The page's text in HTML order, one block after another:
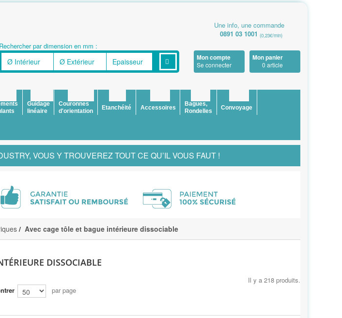
Rechercher par dimension en mm :
Une info, une commande
0891 03 1001 (0,23€/min)
Mon panier
0 article
Mon compte
Se connecter
Guidage
linéaire
Couronnes
d'orientation
Etanchéité Accessoires
Bagues,
Rondelles
Convoyage
VOUS Y TROUVEREZ TOUT CE QU’IL VOUS FAUT !
Avec cage tôle et bague intérieure dissociable
DISSOCIABLE
Il y a 218 produits.
par page